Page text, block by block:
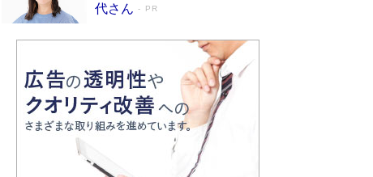
代さん
PR